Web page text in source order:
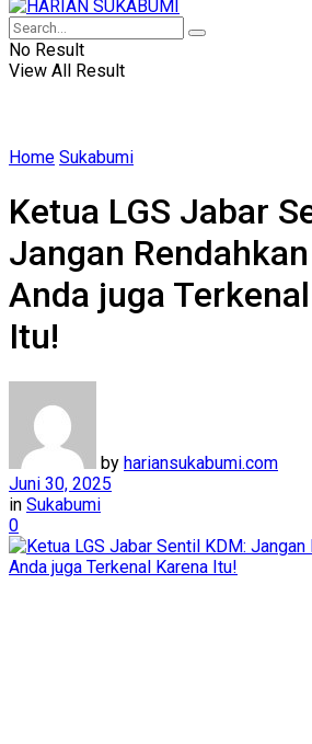
No Result
View All Result
Home Sukabumi
Ketua LGS Jabar
Jangan
Anda juga
Itu!
by hariansukabumi.com
Juni 30, 2025
in Sukabumi
0